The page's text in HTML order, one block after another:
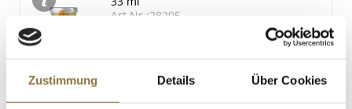
Zustimmung Details Über Cookies
Salz
< 0.1 g
LEBENSMITTELKENNZEICHNUNGEN
Art.Nr.:28205